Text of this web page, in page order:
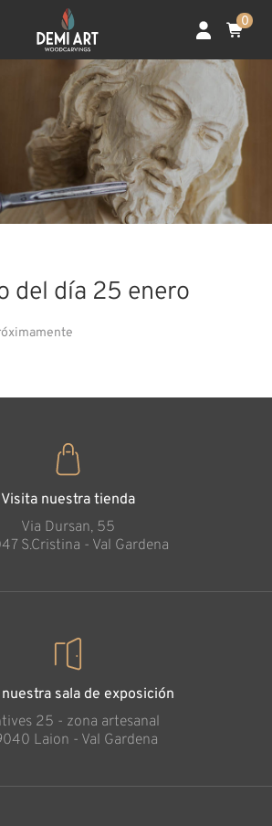
0
del día 25 enero
Visita nuestra tienda
Via Dursan, 55
S.Cristina - Val Gardena
sala de exposición
25 - zona artesanal
Laion - Val Gardena